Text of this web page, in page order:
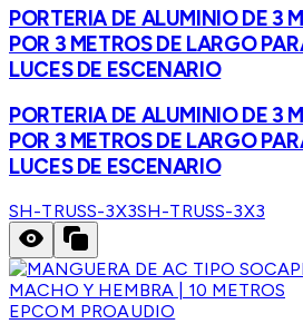
PORTERIA DE ALUMINIO DE 3
POR 3 METROS DE LARGO
LUCES DE ESCENARIO
PORTERIA DE ALUMINIO DE 3
POR 3 METROS DE LARGO
LUCES DE ESCENARIO
SH-TRUSS-3X3SH-TRUSS-3X3
EPCOM PROAUDIO